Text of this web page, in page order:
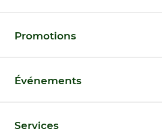
Promotions
Événements
Services